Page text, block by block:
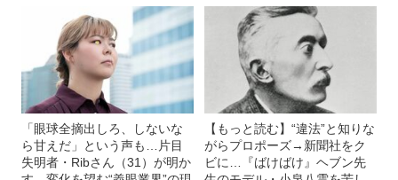
「眼球全摘出しろ、しないな
ら甘えだ」という声も…片目
失明者・Ribさん（31）が明か
【もっと読む】“違法”と知りな
がらプロポーズ→新聞社をク
ビに…『ばけばけ』ヘブン先